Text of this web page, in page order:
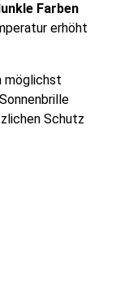
Farben
erhöht
möglichst
Schutz